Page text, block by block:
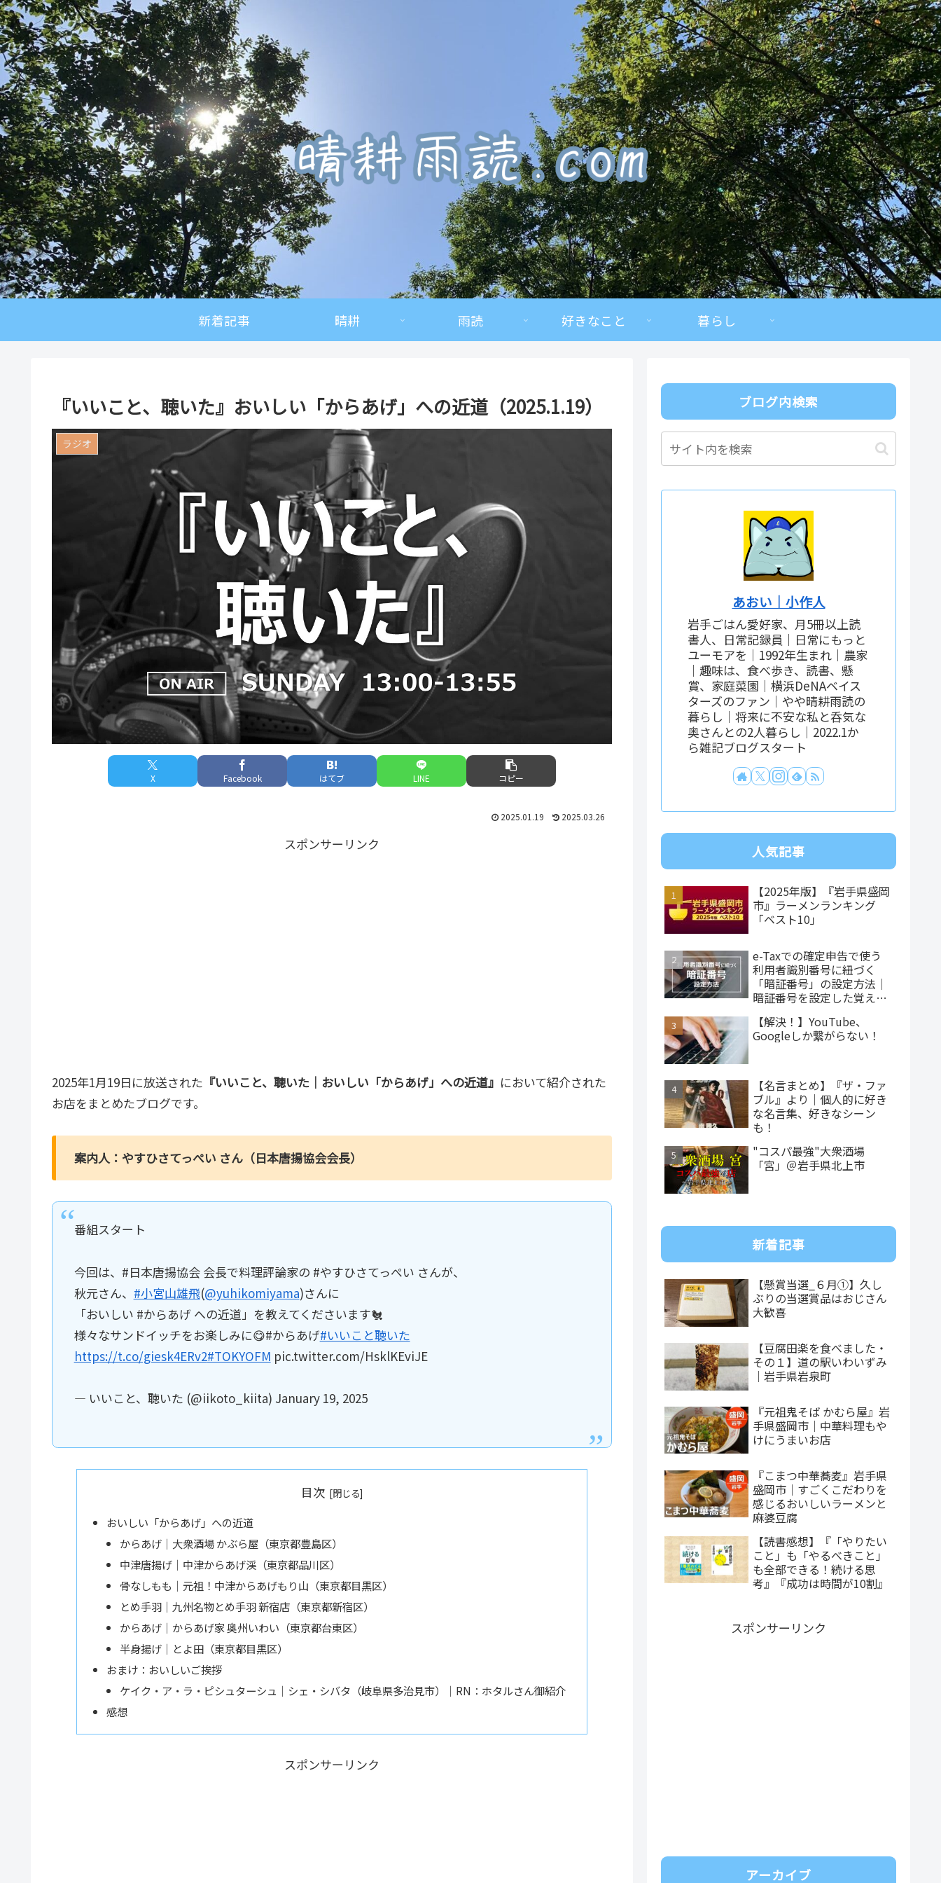
新着記事 晴耕 雨読 好きなこと 暮らし
『いいこと、聴いた』おいしい「からあげ」への近道（2025.1.19）
ラジオ
X Facebook はてブ LINE コピー
2025.01.19 2025.03.26
スポンサーリンク
2025年1月19日に放送された 『いいこと、聴いた｜おいしい「からあげ」への近道』 において紹介された
お店をまとめたブログです。
案内人：やすひさてっぺい さん（日本唐揚協会会長）
番組スタート
今回は、#日本唐揚協会 会長で料理評論家の #やすひさてっぺい さんが、
秋元さん、 #小宮山雄飛(@yuhikomiyama)さんに
「おいしい #からあげ への近道」を教えてくださいます🐔
様々なサンドイッチをお楽しみに😋#からあげ#いいこと聴いた
https://t.co/giesk4ERv2#TOKYOFM pic.twitter.com/HsklKEviJE
— いいこと、聴いた (@iikoto_kiita) January 19, 2025
目次
おいしい「からあげ」への近道
からあげ｜大衆酒場 かぶら屋（東京都豊島区）
中津唐揚げ｜中津からあげ渓（東京都品川区）
骨なしもも｜元祖！中津からあげもり山（東京都目黒区）
とめ手羽｜九州名物とめ手羽 新宿店（東京都新宿区）
からあげ｜からあげ家 奥州いわい（東京都台東区）
半身揚げ｜とよ田（東京都目黒区）
おまけ：おいしいご挨拶
ケイク・ア・ラ・ピシュターシュ｜シェ・シバタ（岐阜県多治見市）｜RN：ホタルさん御紹介
感想
スポンサーリンク
ブログ内検索
あおい｜小作人
岩手ごはん愛好家、月5冊以上読
書人、日常記録員｜日常にもっと
ユーモアを｜1992年生まれ｜農家
｜趣味は、食べ歩き、読書、懸
賞、家庭菜園｜横浜DeNAベイス
ターズのファン｜やや晴耕雨読の
暮らし｜将来に不安な私と呑気な
奥さんとの2人暮らし｜2022.1か
ら雑記ブログスタート
人気記事
【2025年版】『岩手県盛岡
市』ラーメンランキング
「ベスト10」
e-Taxでの確定申告で使う
利用者識別番号に紐づく
「暗証番号」の設定方法｜
暗証番号を設定した覚えが
【解決！】YouTube、
Googleしか繋がらない！
【名言まとめ】『ザ・ファ
ブル』より｜個人的に好き
な名言集、好きなシーン
も！
"コスパ最強"大衆酒場
「宮」＠岩手県北上市
新着記事
【懸賞当選_６月①】久し
ぶりの当選賞品はおじさん
大歓喜
【豆腐田楽を食べました・
その１】道の駅いわいずみ
｜岩手県岩泉町
『元祖鬼そば かむら屋』岩
手県盛岡市｜中華料理もや
けにうまいお店
『こまつ中華蕎麦』岩手県
盛岡市｜すごくこだわりを
感じるおいしいラーメンと
麻婆豆腐
【読書感想】『「やりたい
こと」も「やるべきこと」
も全部できる！続ける思
考』『成功は時間が10割』
スポンサーリンク
アーカイブ